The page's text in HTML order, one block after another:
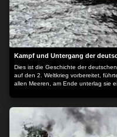
Kampf und Untergang der
Dies ist die Geschichte der
auf den 2. Weltkrieg vorbereitet,
allen Meeren, am Ende unterlag sie
die hier gezeigten Aufnahmen
so wenig Einlusss wie die Soldaten
gibt im Wesentlichen
der Geist jener Epoche und das
Einsatzbereitschaft und der